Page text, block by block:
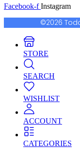
Facebook-f Instagram
©2026
STORE
SEARCH
WISHLIST
ACCOUNT
CATEGORIES